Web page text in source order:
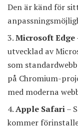
Den är känd för
Microsoft Edge
utvecklad av
som
på Chromium-
med moderna
Apple Safari–
kommer